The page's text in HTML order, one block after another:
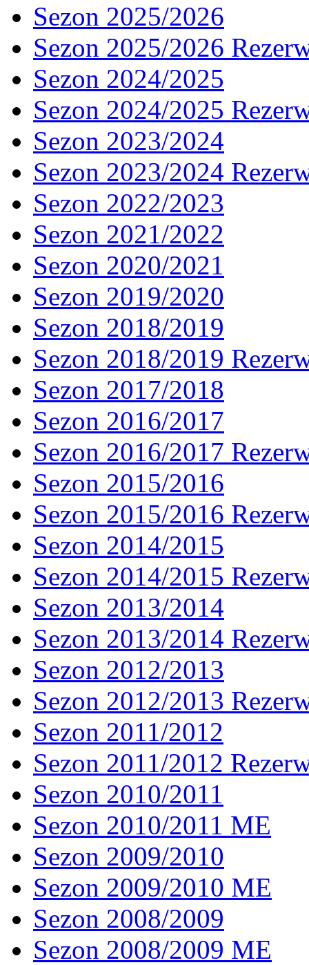
Sezon 2025/2026
Sezon 2025/2026
Sezon 2024/2025
Sezon 2024/2025
Sezon 2023/2024
Sezon 2023/2024
Sezon 2022/2023
Sezon 2021/2022
Sezon 2020/2021
Sezon 2019/2020
Sezon 2018/2019
Sezon 2018/2019
Sezon 2017/2018
Sezon 2016/2017
Sezon 2016/2017
Sezon 2015/2016
Sezon 2015/2016
Sezon 2014/2015
Sezon 2014/2015
Sezon 2013/2014
Sezon 2013/2014
Sezon 2012/2013
Sezon 2012/2013
Sezon 2011/2012
Sezon 2011/2012
Sezon 2010/2011
Sezon 2010/2011 ME
Sezon 2009/2010
Sezon 2009/2010 ME
Sezon 2008/2009
Sezon 2008/2009 ME